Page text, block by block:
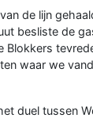
de lijn
besliste de
Blokkers
waar we
duel tussen